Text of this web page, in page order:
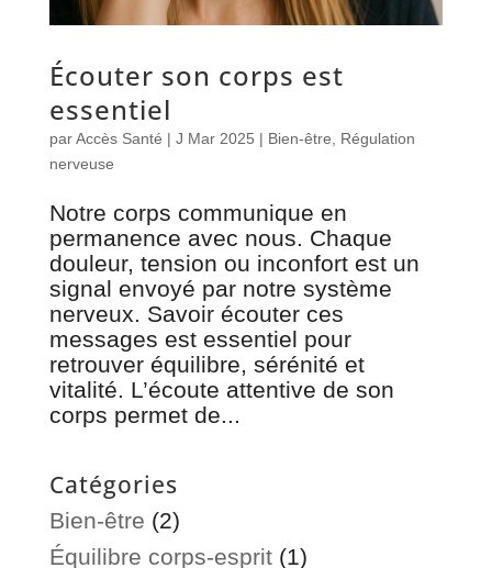
Écouter son corps est
essentiel
parAccès Santé | J Mar 2025 | Bien-être
Régulation
nerveuse
Notre corps communique en
permanence avec nous. Chaque
douleur, tension ou inconfort est un
signal envoyé par notre système
nerveux. Savoir écouter ces
messages est essentiel pour
retrouver équilibre, sérénité et
vitalité. L’écoute attentive de son
corps permet de...
Catégories
Bien-être (2)
Équilibre corps-esprit(1)